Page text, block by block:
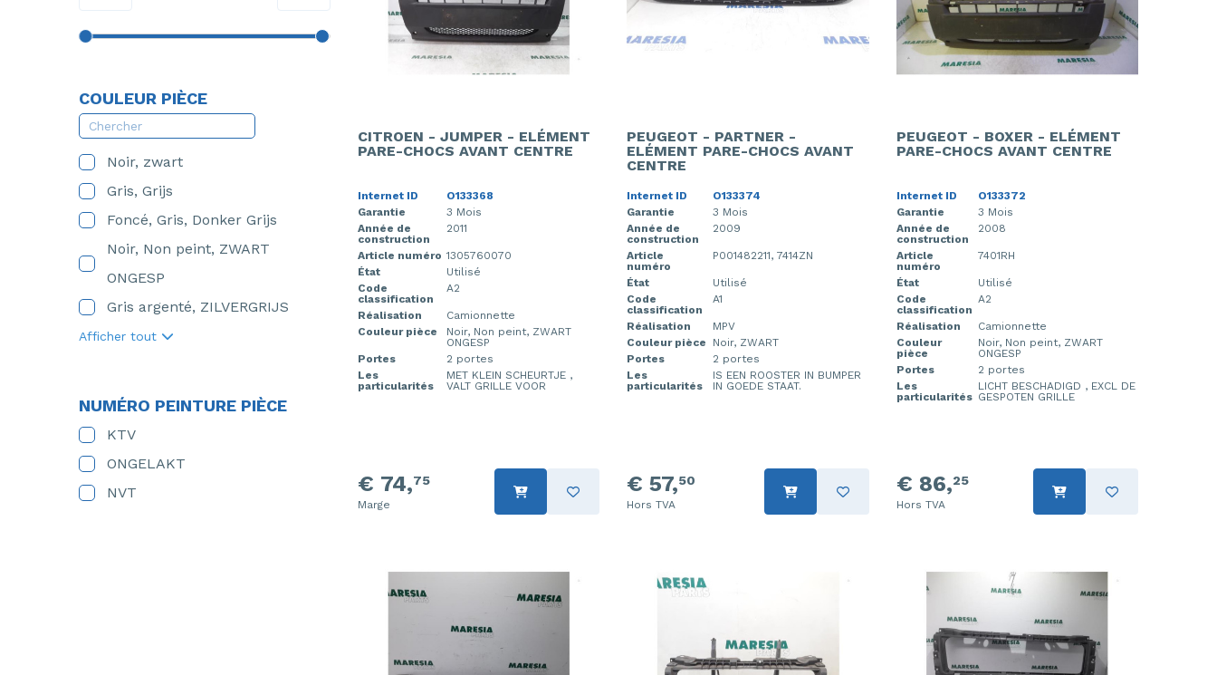
COULEUR PIÈCE
Noir, zwart
Gris, Grijs
Foncé, Gris, Donker Grijs
Noir, Non peint, ZWART
ONGESP
Gris argenté, ZILVERGRIJS
Afficher tout
NUMÉRO PEINTURE PIÈCE
KTV
ONGELAKT
NVT
CITROEN - JUMPER - ELÉMENT
PARE-CHOCS AVANT CENTRE
Internet ID
O133368
Garantie
3 Mois
Année de
construction
2011
Article numéro 1305760070
État
Utilisé
Code
classification
A2
Réalisation
Camionnette
Couleur pièce
Noir, Non peint, ZWART
ONGESP
Portes
2 portes
Les
particularités
MET KLEIN SCHEURTJE ,
VALT GRILLE VOOR
€ 74,75
Marge
PEUGEOT - PARTNER -
ELÉMENT PARE-CHOCS AVANT
CENTRE
Internet ID
O133374
Garantie
3 Mois
Année de
construction
2009
Article
numéro
P001482211, 7414ZN
État
Utilisé
Code
classification
A1
Réalisation
MPV
Couleur pièce
Noir, ZWART
Portes
2 portes
Les
particularités
IS EEN ROOSTER IN BUMPER
IN GOEDE STAAT.
€ 57,50
Hors TVA
PEUGEOT - BOXER - ELÉMENT
PARE-CHOCS AVANT CENTRE
Internet ID
O133372
Garantie
3 Mois
Année de
construction
2008
Article
numéro
7401RH
État
Utilisé
Code
classification
A2
Réalisation
Camionnette
Couleur
pièce
Noir, Non peint, ZWART
ONGESP
Portes
2 portes
Les
particularités
LICHT BESCHADIGD , EXCL DE
GESPOTEN GRILLE
€ 86,25
Hors TVA